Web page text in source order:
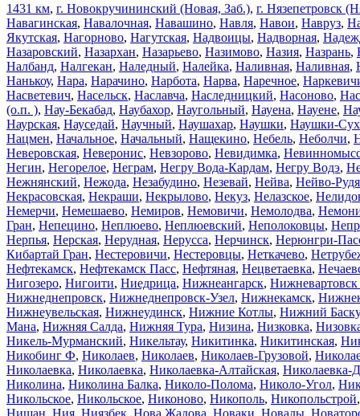
1431 км, г. Новокручининский (Новая, Заб.), г. Нязепетровск
Навагинская, Навалочная, Навашино, Навля, Навои, Навруз,
Якутская, Нагорново, Нагутская, Надвоицы, Надворная,
Назаровский, Назархан, Назарьево, Назимово, Назия, Назрань,
Налбанд, Налгекан, Наледный, Налейка, Наливная, Наливная,
Нанькоу, Нара, Нарачино, Нарбота, Нарва, Наречное,
Насветевич, Насельск, Наславча, Наследницкий, Насоново,
(о.п. ), Нау-Бекабад, Наубахор, Наугольный, Науена, Науене,
Наурская, Науседай, Научный, Наушахар, Наушки, Наушки-
Нацмен, Начальное, Начальный, Нащекино, Небель, Неболчи,
Неверовская, Неверонис, Невзорово, Невидимка,
Негин, Негорелое, Неграм, Негру Вода-Кардам, Негру Водэ,
Нежнянский, Нежода, Незабудино, Незевай, Нейва, Нейво-
Некрасовская, Некраши, Некрылово, Некуз, Нелазское,
Немерчи, Немешаево, Немиров, Немовичи, Немолодва,
Гран, Непецино, Неплюево, Неплюевский, Неполоковцы,
Нерпья, Нерская, Нерудная, Нерусса, Нерчинск, Нерюнгри-
Кибартай Гран, Нестеровичи, Нестеровцы, Неткачево,
Нефтекамск, Нефтекамск Пасс, Нефтяная, Нецветаевка,
Нигозеро, Нигоити, Ниедрица, Нижнеангарск, Нижневартовск
Нижнеднепровск, Нижнеднепровск-Узел, Нижнекамск,
Нижнеувельская, Нижнеудинск, Нижние Котлы, Нижний
Мана, Нижняя Салда, Нижняя Тура, Низина, Низковка,
Никель-Мурманский, Никельтау, Никитинка, Никитинская,
Никобинг Ф, Николаев, Николаев, Николаев-Грузовой,
Николаевка, Николаевка, Николаевка-Алтайская, Николаевка-
Николина, Николина Балка, Николо-Полома, Николо-Угол,
Никольское, Никольское, Никоново, Никополь, Никопольстрой
Нишан, Ния, Ниязбек, Нова Жадова, Новаки, Новалы,